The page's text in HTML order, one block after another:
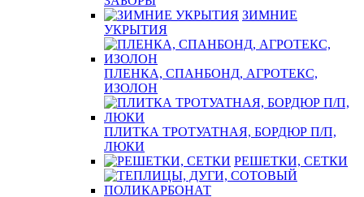
ЗИМНИЕ
УКРЫТИЯ
ПЛЕНКА, СПАНБОНД, АГРОТЕКС,
ИЗОЛОН
ПЛИТКА ТРОТУАТНАЯ, БОРДЮР П/П,
ЛЮКИ
РЕШЕТКИ, СЕТКИ